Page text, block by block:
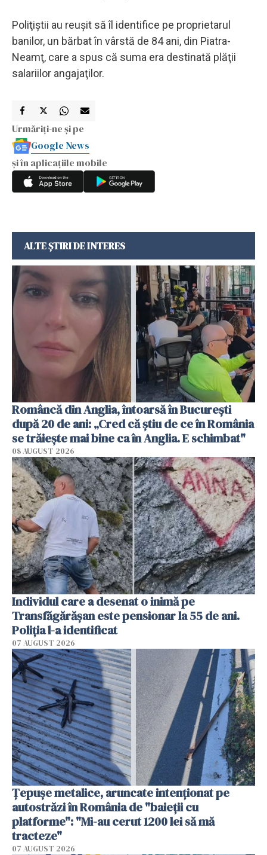
Poliţiştii au reuşit să îl identifice pe proprietarul
banilor, un bărbat în vârstă de 84 ani, din Piatra-
Neamţ, care a spus că suma era destinată plăţii
salariilor angajaţilor.
Urmăriți-ne și pe
Google News
și în aplicațiile mobile
ALTE ȘTIRI DE INTERES
Româncă din Anglia, întoarsă în București
după 20 de ani: „Cred că știu de ce în România
se trăiește mai bine ca în Anglia. E schimbat"
08 AUGUST 2026
Individul care a desenat o inimă pe
Transfăgărășan este pensionar la 55 de ani.
Poliția l-a identificat
07 AUGUST 2026
Țepușe metalice, aruncate intenționat pe
autostrăzi în România de "baieții cu
platforme": "Mi-au cerut 1200 lei să mă
tracteze"
07 AUGUST 2026